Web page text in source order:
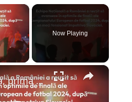
×
Video
Now Playing
×
Florin Nita, prima reactie dupa calificarea in optimi: „Multumesc lui Dumnezeu…”